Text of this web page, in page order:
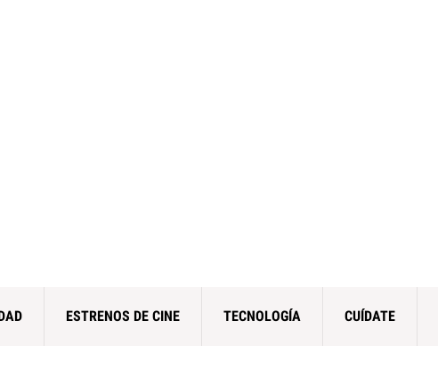
ESTRENOS DE CINE TECNOLOGÍA CUÍDATE